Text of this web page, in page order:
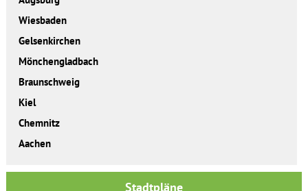
Wiesbaden
Gelsenkirchen
Mönchengladbach
Braunschweig
Kiel
Chemnitz
Aachen
Stadtpläne